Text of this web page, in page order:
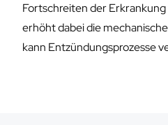
Fortschreiten der
erhöht dabei die
kann Entzündungsprozesse